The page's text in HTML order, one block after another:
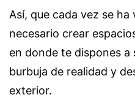
Así, que cada vez se
necesario crear
en donde te dispones
burbuja de realidad y
exterior.